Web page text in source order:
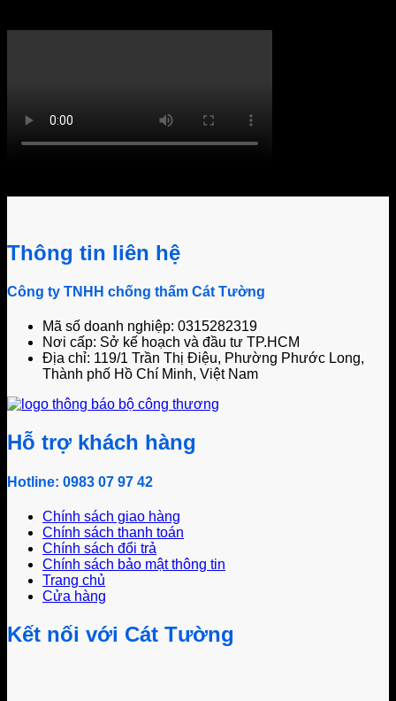
Thông tin liên hệ
Công ty TNHH chống thấm Cát Tường
Mã số doanh nghiệp: 0315282319
Nơi cấp: Sở kế hoạch và đầu tư TP.HCM
Địa chỉ: 119/1 Trần Thị Điệu, Phường Phước Long,
Thành phố Hồ Chí Minh, Việt Nam
Hỗ trợ khách hàng
Hotline: 0983 07 97 42
Chính sách giao hàng
Chính sách thanh toán
Chính sách đổi trả
Chính sách bảo mật thông tin
Trang chủ
Cửa hàng
Kết nối với Cát Tường